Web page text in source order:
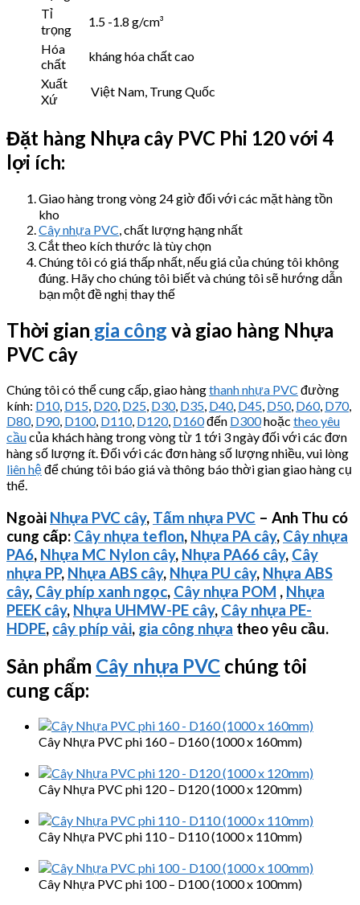
Tỉ
trọng
1.5 -1.8 g/cm³
Hóa
chất
kháng hóa chất cao
Xuất
Xứ
Việt Nam, Trung Quốc
Đặt hàng Nhựa cây PVC Phi 120 với 4
lợi ích:
Giao hàng trong vòng 24 giờ đối với các mặt hàng tồn
kho
Cây nhựa PVC, chất lượng hạng nhất
Cắt theo kích thước là tùy chọn
Chúng tôi có giá thấp nhất, nếu giá của chúng tôi không
đúng. Hãy cho chúng tôi biết và chúng tôi sẽ hướng dẫn
bạn một đề nghị thay thế
Thời gian gia công và giao hàng Nhựa
PVC cây
Chúng tôi có thể cung cấp, giao hàngthanh nhựa PVC đường
kính: D10, D15, D20, D25, D30, D35, D40, D45, D50, D60, D70,
D80, D90, D100, D110, D120, D160đến D300hoặc theo yêu
cầucủa khách hàng trong vòng từ 1 tới 3 ngày đối với các đơn
hàng số lượng ít. Đối với các đơn hàng số lượng nhiều, vui lòng
liên hệđể chúng tôi báo giá và thông báo thời gian giao hàng cụ
thể.
Ngoài Nhựa PVC cây, Tấm nhựa PVC – Anh Thu có
cung cấp: Cây nhựa teflon, Nhựa PA cây, Cây nhựa
PA6, Nhựa MC Nylon cây, Nhựa PA66 cây, Cây
nhựa PP, Nhựa ABS cây, Nhựa PU cây, Nhựa ABS
cây, Cây phíp xanh ngọc, Cây nhựa POM , Nhựa
PEEK cây, Nhựa UHMW-PE cây, Cây nhựa PE-
HDPE, cây phíp vải, gia công nhựa theo yêu cầu.
Sản phẩm Cây nhựa PVC chúng tôi
cung cấp:
Cây Nhựa PVC phi 160 – D160 (1000 x 160mm)
Cây Nhựa PVC phi 120 – D120 (1000 x 120mm)
Cây Nhựa PVC phi 110 – D110 (1000 x 110mm)
Cây Nhựa PVC phi 100 – D100 (1000 x 100mm)